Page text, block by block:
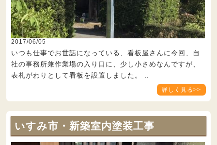
2017/06/05
いつも仕事でお世話になっている、看板屋さんに今回、自
社の事務所兼作業場の入り口に、少し小さめなんですが、
表札がわりとして看板を設置しました。 ..
詳しく見る>>
いすみ市・新築室内塗装工事